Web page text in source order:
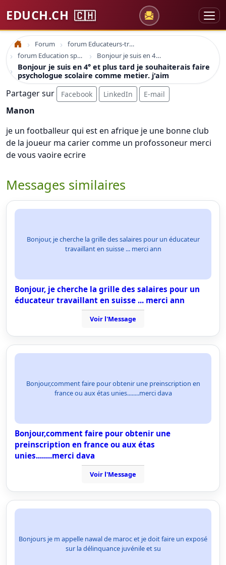
EDUCH.CH 🇨🇭
Accueil Forum
forum Educateurs-trices sociaux
forum Education spécialisée formation
Bonjour je suis en 4° et plus tard je souhaiterais faire psychologue scolaire comme metier. j'aim
Bonjour je suis en 4° et plus tard je souhaiterais faire
psychologue scolaire comme metier. j'aim
Partager sur Facebook LinkedIn E-mail
Manon
je un footballeur qui est en afrique je une bonne club
de la joueur ma carier comme un profossoneur merci
de vous vaoire ecrire
Messages similaires
Bonjour, je cherche la grille des salaires pour un éducateur
travaillant en suisse ... merci ann
Bonjour, je cherche la grille des salaires pour un
éducateur travaillant en suisse ... merci ann
Voir l'Message
Bonjour,comment faire pour obtenir une preinscription en
france ou aux étas unies........merci dava
Bonjour,comment faire pour obtenir une
preinscription en france ou aux étas
unies........merci dava
Voir l'Message
Bonjours je m appelle nawal de maroc et je doit faire un exposé
sur la délinquance juvénile et su